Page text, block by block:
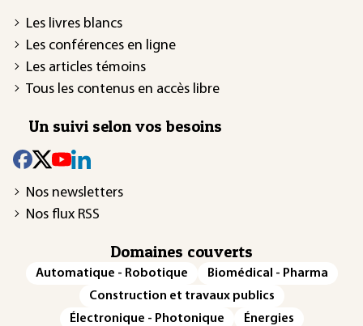
Les livres blancs
Les conférences en ligne
Les articles témoins
Tous les contenus en accès libre
Un suivi selon vos besoins
Nos newsletters
Nos flux RSS
Domaines couverts
Automatique - Robotique
Biomédical - Pharma
Construction et travaux publics
Électronique - Photonique
Énergies